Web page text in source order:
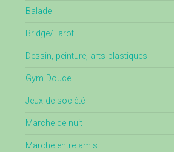
Balade
Bridge/Tarot
Dessin, peinture, arts plastiques
Gym Douce
Jeux de société
Marche de nuit
Marche entre amis